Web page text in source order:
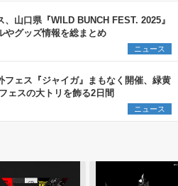
山口県『WILD BUNCH FEST. 2025』
やグッズ情報を総まとめ
ニュース
フェス『ジャイガ』まもなく開催、緑黄
ェスの大トリを飾る2日間
ニュース